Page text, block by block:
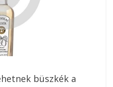
büszkék a